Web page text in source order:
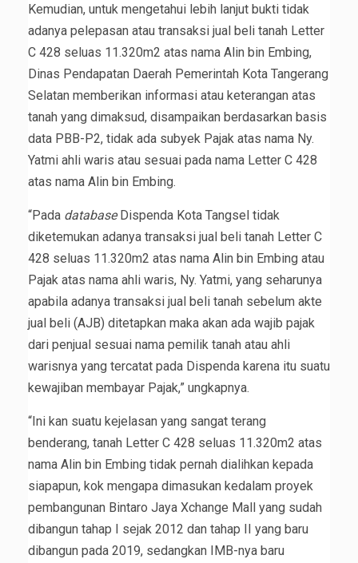
Kemudian, untuk mengetahui lebih lanjut bukti tidak
adanya pelepasan atau transaksi jual beli tanah Letter
C 428 seluas 11.320m2 atas nama Alin bin Embing,
Dinas Pendapatan Daerah Pemerintah Kota Tangerang
Selatan memberikan informasi atau keterangan atas
tanah yang dimaksud, disampaikan berdasarkan basis
data PBB-P2, tidak ada subyek Pajak atas nama Ny.
Yatmi ahli waris atau sesuai pada nama Letter C 428
atas nama Alin bin Embing.
“Pada databaseDispenda Kota Tangsel tidak
diketemukan adanya transaksi jual beli tanah Letter C
428 seluas 11.320m2 atas nama Alin bin Embing atau
Pajak atas nama ahli waris, Ny. Yatmi, yang seharunya
apabila adanya transaksi jual beli tanah sebelum akte
jual beli (AJB) ditetapkan maka akan ada wajib pajak
dari penjual sesuai nama pemilik tanah atau ahli
warisnya yang tercatat pada Dispenda karena itu suatu
kewajiban membayar Pajak,” ungkapnya.
“Ini kan suatu kejelasan yang sangat terang
benderang, tanah Letter C 428 seluas 11.320m2 atas
nama Alin bin Embing tidak pernah dialihkan kepada
siapapun, kok mengapa dimasukan kedalam proyek
pembangunan Bintaro Jaya Xchange Mall yang sudah
dibangun tahap I sejak 2012 dan tahap II yang baru
dibangun pada 2019, sedangkan IMB-nya baru